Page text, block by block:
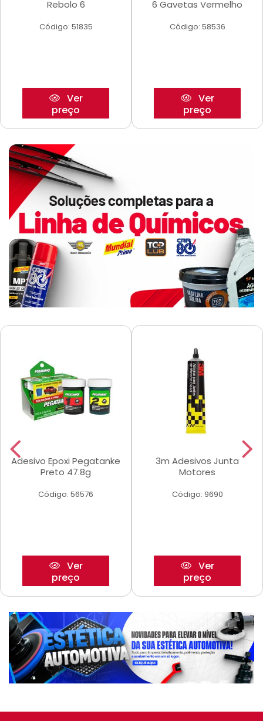
Rebolo 6
Código: 51835
Ver
preço
6 Gavetas Vermelho
Código: 58536
Ver
preço
Adesivo Epoxi Pegatanke
Preto 47.8g
Código: 56576
Ver
preço
3m Adesivos Junta
Motores
Código: 9690
Ver
preço